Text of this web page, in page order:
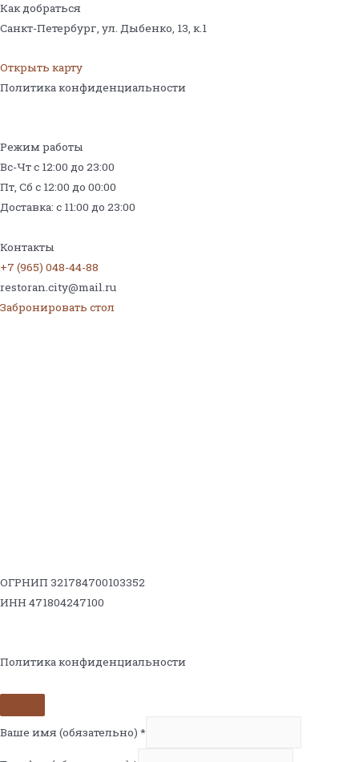
Как добраться
Санкт-Петербург, ул. Дыбенко, 13, к.1
Открыть карту
Политика конфиденциальности
Режим работы
Вс-Чт с 12:00 до 23:00
Пт, Сб с 12:00 до 00:00
Доставка: с 11:00 до 23:00
Контакты
+7 (965) 048-44-88
restoran.city@mail.ru
Забронировать стол
ОГРНИП 321784700103352
ИНН 471804247100
Политика конфиденциальности
Ваше имя (обязательно) *